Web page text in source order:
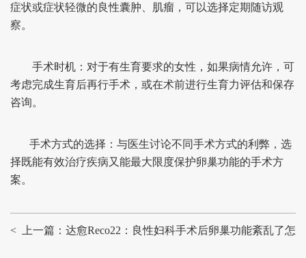
症状或症状轻微的良性囊肿、肌瘤，可以选择定期随访观
察。
手术时机：对于有生育要求的女性，如果病情允许，可
考虑完成生育后再行手术，或在术前进行生育力评估和保存
咨询。
手术方式的选择：与医生讨论不同手术方式的利弊，选
择既能有效治疗疾病又能最大限度保护卵巢功能的手术方
案。
< 上一篇：达愈Reco22：良性妇科手术后卵巢功能紊乱了怎